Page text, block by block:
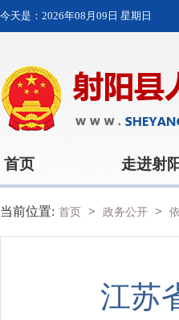
今天是： 2026年08月09日 星期日
首页 走进射阳
当前位置: 首页 > 政务公开 >
江苏